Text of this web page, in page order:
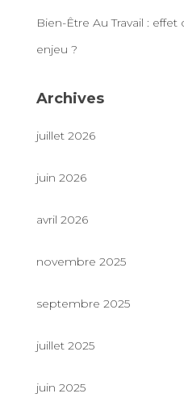
Bien-Être Au Travail :
enjeu ?
Archives
juillet 2026
juin 2026
avril 2026
novembre 2025
septembre 2025
juillet 2025
juin 2025